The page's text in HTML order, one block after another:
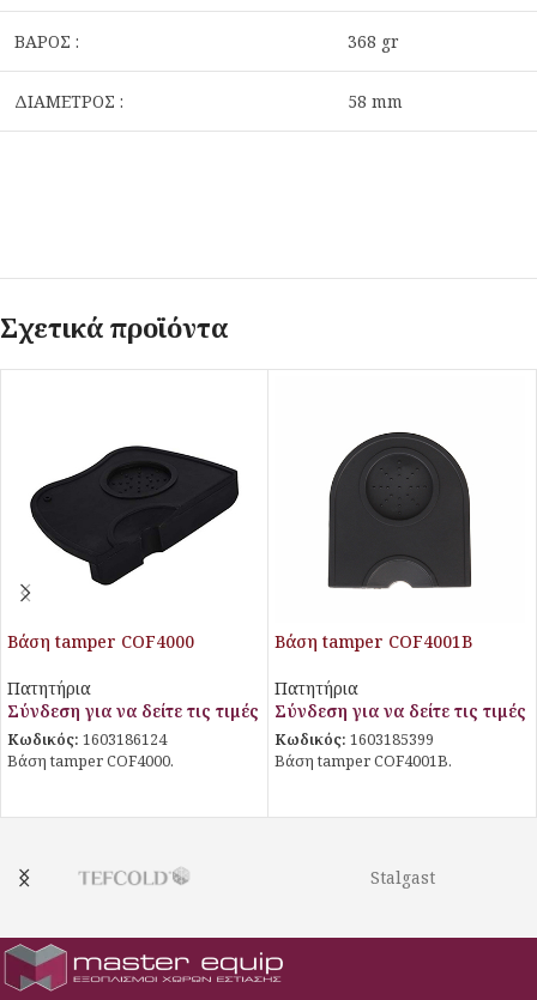
ΒΑΡΟΣ : 368 gr
ΔΙΑΜΕΤΡΟΣ : 58 mm
Σχετικά προϊόντα
Βάση tamper COF4000
Πατητήρια
Σύνδεση για να δείτε τις τιμές
Κωδικός: 1603186124
Βάση tamper COF4000.
Βάση tamper COF4001B
Πατητήρια
Σύνδεση για να δείτε τις τιμές
Κωδικός: 1603185399
Βάση tamper COF4001B.
Stalgast